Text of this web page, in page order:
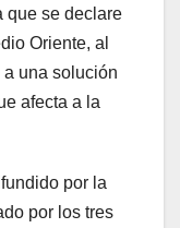
que se declare
Oriente, al
una solución
afecta a la
por la
por los tres